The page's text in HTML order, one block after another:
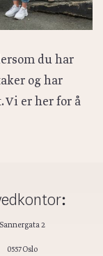
du har
og har
Vi er her for å
:
Sannergata 2
0557 Oslo